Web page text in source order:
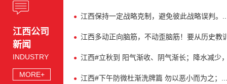
江西公司
新闻
INDUSTRY
MORE+
江西保持一定战略克制，避免彼此战略误判。
江西多动正向脑筋，不动歪脑筋！要从历史教
江西#立秋到 阳气渐收、阴气渐长；降水减少
江西#下午防微杜渐洗牌篇 勿以恶小而为之；...